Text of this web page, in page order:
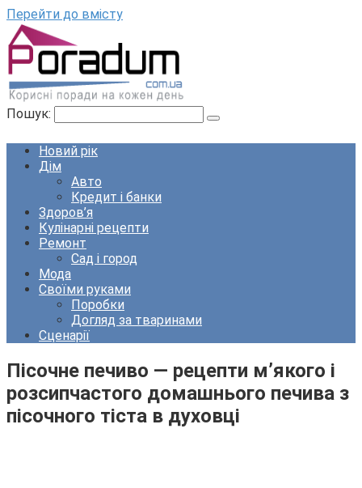
Перейти до вмісту
Пошук:
Новий рік
Дім
Авто
Кредит і банки
Здоров’я
Кулінарні рецепти
Ремонт
Сад і город
Мода
Своїми руками
Поробки
Догляд за тваринами
Сценарії
Пісочне печиво — рецепти м’якого і
розсипчастого домашнього печива з
пісочного тіста в духовці